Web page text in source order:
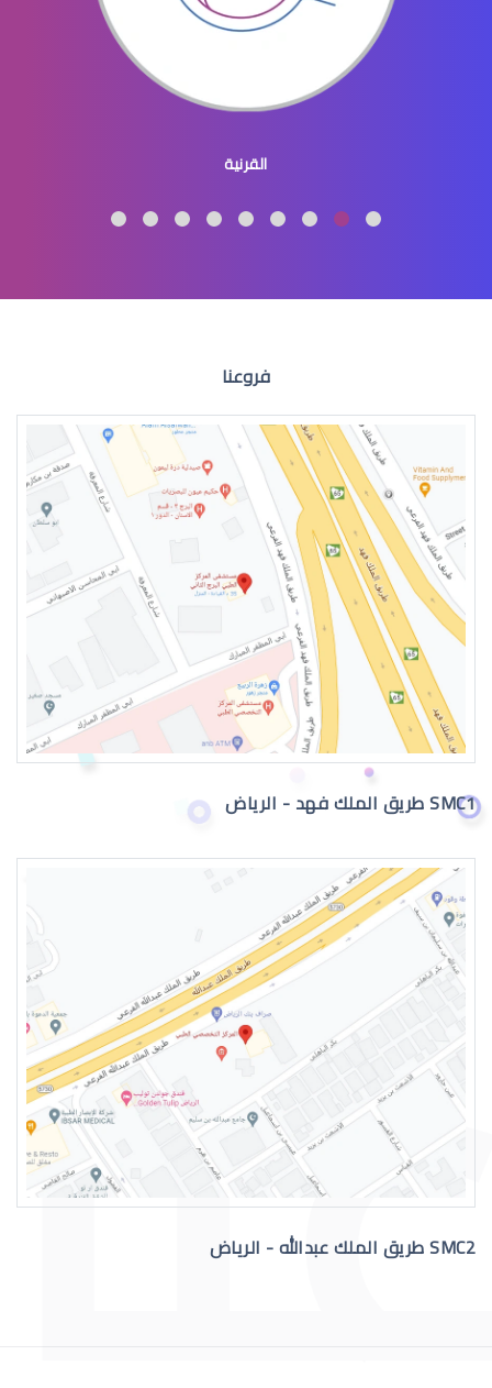
طبيب عيون اطفال
طبيب عيون اطفال في الرياض
دكتور عيون
دكتور عيون واتس اب
رقم دكتور عيون للاستشاره
القرنية
فروعنا
SMC1 طريق الملك فهد - الرياض
SMC2 طريق الملك عبدالله - الرياض